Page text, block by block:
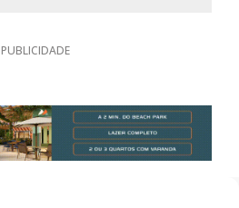
PUBLICIDADE